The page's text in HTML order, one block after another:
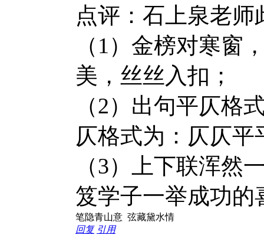
点评：石上泉老
（1）金榜对寒窗
美，丝丝入扣；
（2）出句平仄格
仄格式为：仄仄
（3）上下联浑然
笈学子一举成功的
笔隐青山意 弦藏黛水情
回复 引用